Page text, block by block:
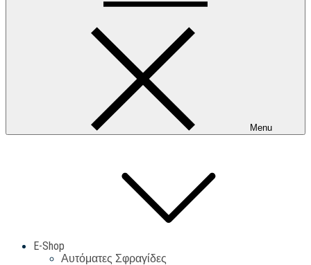
Menu
E-Shop
Αυτόματες Σφραγίδες